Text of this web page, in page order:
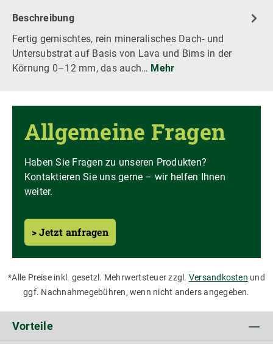
Beschreibung
Fertig gemischtes, rein mineralisches Dach- und
Untersubstrat auf Basis von Lava und Bims in der
Körnung 0–12 mm, das auch… Mehr
Allgemeine Fragen
Haben Sie Fragen zu unseren Produkten?
Kontaktieren Sie uns gerne – wir helfen Ihnen
weiter.
> Jetzt anfragen
*Alle Preise inkl. gesetzl. Mehrwertsteuer zzgl. Versandkosten und
ggf. Nachnahmegebühren, wenn nicht anders angegeben.
Vorteile